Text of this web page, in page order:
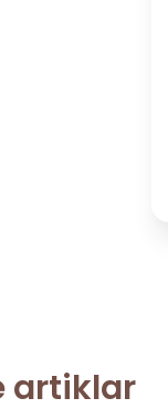
artiklar